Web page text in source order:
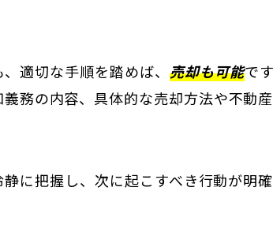
適切な手順を踏めば、売却も可能で
務の内容、具体的な売却方法や不動
に把握し、次に起こすべき行動が明